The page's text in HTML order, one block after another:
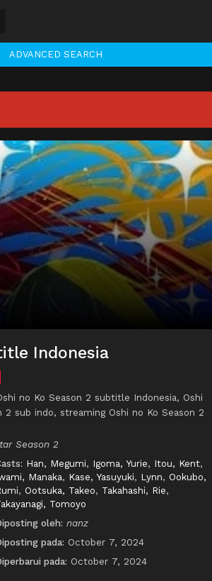
ADVANCED SEARCH
Indonesia
no Ko Season 2 subtitle Indonesia, Oshi
sub indo, streaming Oshi no Ko Season 2
Season 2
Han, Megumi, Igoma, Yurie, Itou, Kent,
Manaka, Kase, Yasuyuki, Lynn, Ookubo,
, Ootsuka, Takeo, Takahashi, Rie,
Tomoyo
oleh: nanz
pada: October 7, 2024
pada: October 7, 2024